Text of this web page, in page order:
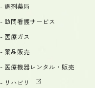
- 調剤薬局
- 訪問看護サービス
- 医療ガス
- 薬品販売
- 医療機器レンタル・販売
- リハビリ